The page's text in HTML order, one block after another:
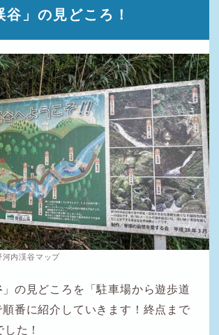
谷」の見どころ！
内渓谷マップ
」の見どころを「駐車場から遊歩道
番に紹介していきます！終点まで
た！